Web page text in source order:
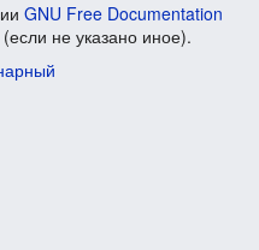
GNU Free Documentation
(если не указано иное).